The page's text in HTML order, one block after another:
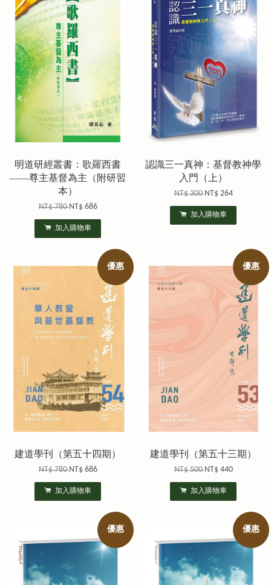
明道研經叢書：歌羅西書
——尊主基督為主（附研習
本）
NT$ 780NT$ 686
加入購物車
認識三一真神：基督教神學
入門（上）
NT$ 300NT$ 264
加入購物車
優惠
建道學刊（第五十四期）
NT$ 780NT$ 686
加入購物車
優惠
建道學刊（第五十三期）
NT$ 500NT$ 440
加入購物車
優惠 優惠